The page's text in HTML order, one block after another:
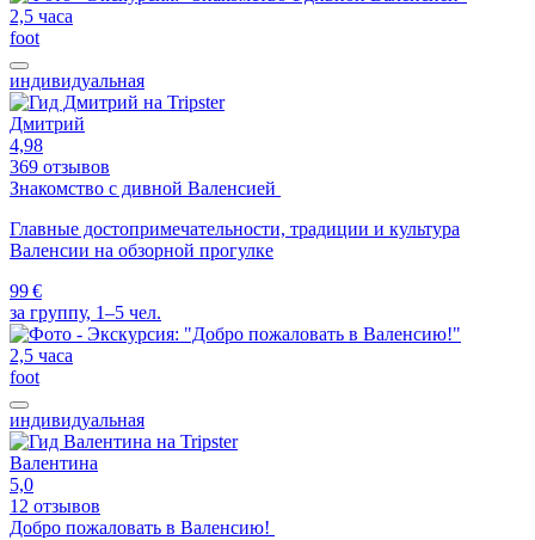
2,5 часа
foot
индивидуальная
Дмитрий
4,98
369 отзывов
Знакомство с дивной Валенсией
Главные достопримечательности, традиции и культура
Валенсии на обзорной прогулке
99 €
за группу, 1–5 чел.
2,5 часа
foot
индивидуальная
Валентина
5,0
12 отзывов
Добро пожаловать в Валенсию!